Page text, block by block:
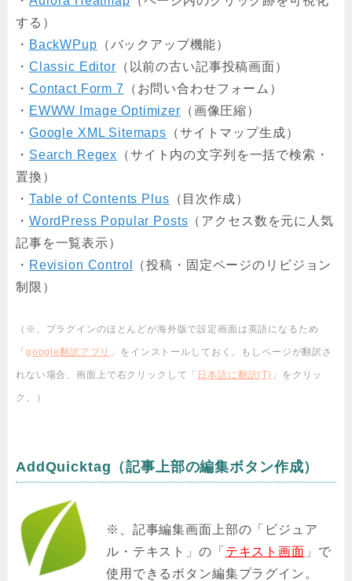
する）
・ BackWPup （バックアップ機能）
・ Classic Editor （以前の古い記事投稿画面）
・ Contact Form 7
（お問い合わせフォーム）
・ EWWW Image Optimizer （画像圧縮）
・ Google XML Sitemaps （サイトマップ生成）
・ Search Regex （サイト内の文字列を一括で検索・
置換）
・ Table of Contents Plus （目次作成）
・ WordPress Popular Posts （アクセス数を元に人気
記事を一覧表示）
・ Revision Control
（投稿・固定ページのリビジョン
制限）
（※、プラグインのほとんどが海外版で設定画面は英語になるため
「 google翻訳アプリ 」をインストールしておく。もしページが翻訳さ
れない場合、画面上で右クリックして「 日本語に翻訳(T) 」をクリッ
ク。）
AddQuicktag（記事上部の編集ボタン作成）
※、記事編集画面上部の「ビジュア
ル・テキスト」の「 テキスト画面 」で
使用できるボタン編集プラグイン。